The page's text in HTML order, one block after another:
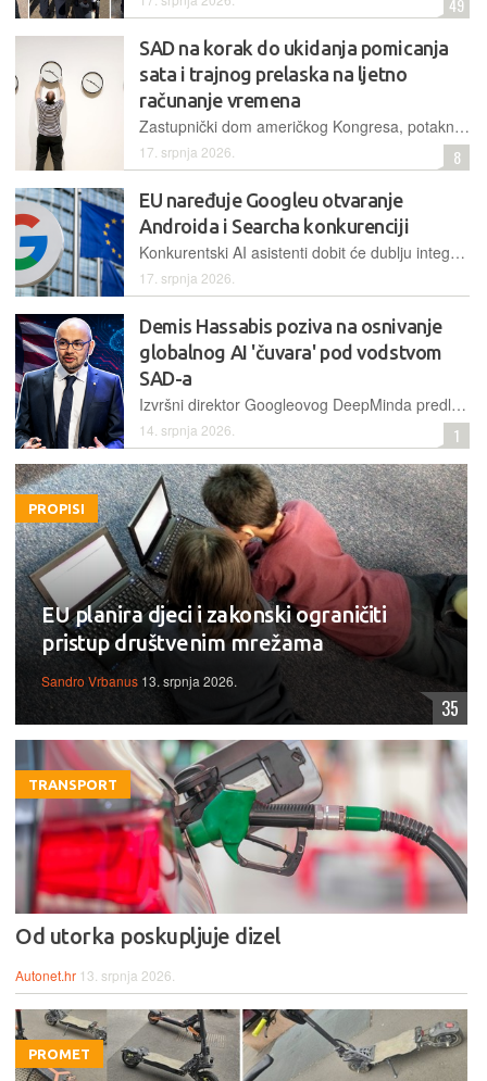
49
SAD na korak do ukidanja pomicanja
sata i trajnog prelaska na ljetno
računanje vremena
Zastupnički dom američkog Kongresa, potaknut gospodarskim i sigurnosnim razlozima, premoćnom je većinom podržao zakon o trajnom ljetnom računanju vremena, no mogao bi "zapeti" u Senatu
17. srpnja 2026. 8
EU naređuje Googleu otvaranje
Androida i Searcha konkurenciji
Konkurentski AI asistenti dobit će dublju integraciju s Androidom, što bi moglo direktno utjecati na Googleovo poslovanje
17. srpnja 2026.
Demis Hassabis poziva na osnivanje
globalnog AI 'čuvara' pod vodstvom
SAD-a
Izvršni direktor Googleovog DeepMinda predlaže novo regulatorno tijelo koje bi procjenjivalo najnaprednije AI modele prije objave i imalo ovlasti usporiti njihov razvoj ako postanu previše rizični za čovječanstvo
14. srpnja 2026. 1
PROPISI
EU planira djeci i zakonski ograničiti
pristup društvenim mrežama
Sandro Vrbanus 13. srpnja 2026.
35
TRANSPORT
Od utorka poskupljuje dizel
Autonet.hr 13. srpnja 2026.
PROMET